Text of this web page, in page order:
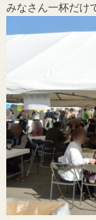
みなさん一杯だけ